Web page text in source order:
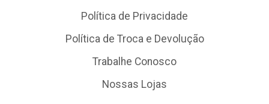
Política de Privacidade
Política de Troca e Devolução
Trabalhe Conosco
Nossas Lojas